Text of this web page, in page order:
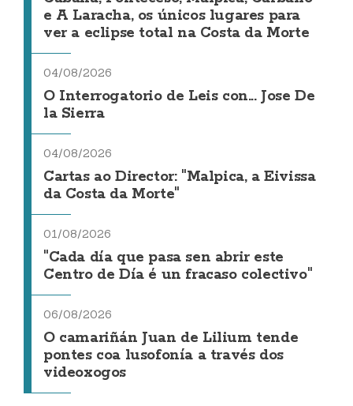
e A Laracha, os únicos lugares para
ver a eclipse total na Costa da Morte
04/08/2026
O Interrogatorio de Leis con... Jose De
la Sierra
04/08/2026
Cartas ao Director: "Malpica, a Eivissa
da Costa da Morte"
01/08/2026
"Cada día que pasa sen abrir este
Centro de Día é un fracaso colectivo"
06/08/2026
O camariñán Juan de Lilium tende
pontes coa lusofonía a través dos
videoxogos